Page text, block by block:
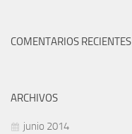
COMENTARIOS RECIENTES
ARCHIVOS
junio 2014